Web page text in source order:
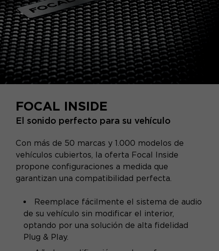
FOCAL INSIDE
El sonido perfecto para su vehículo
Con más de 50 marcas y 1.000 modelos de
vehículos cubiertos, la oferta Focal Inside
propone configuraciones a medida que
garantizan una compatibilidad perfecta.
Reemplace fácilmente el sistema de audio
de su vehículo sin modificar el interior,
optando por una solución de alta fidelidad
Plug & Play.